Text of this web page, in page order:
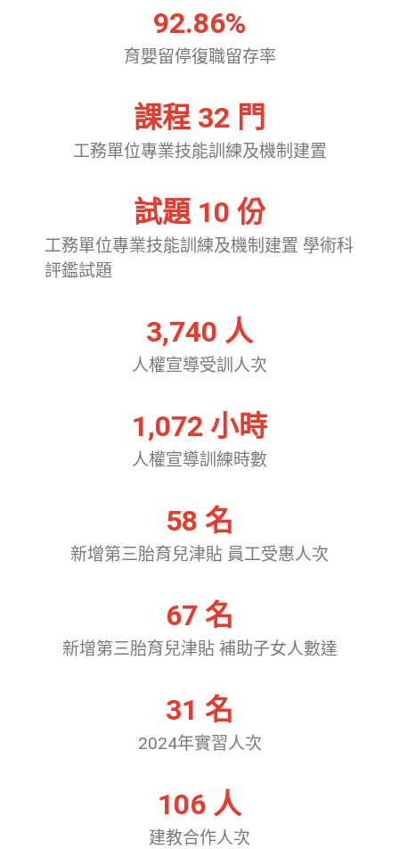
育嬰留停復職留存率
92.86%
工務單位專業技能訓練及機制建置
課程 32 門
工務單位專業技能訓練及機制建置 學術科
評鑑試題
試題 10 份
人權宣導受訓人次
3,740 人
人權宣導訓練時數
1,072 小時
新增第三胎育兒津貼 員工受惠人次
58 名
新增第三胎育兒津貼 補助子女人數達
67 名
2024年實習人次
31 名
建教合作人次
106 人